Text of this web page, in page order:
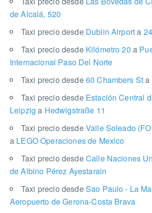
de Alcalá, 520
Taxi precio desde Dublin Airporta
Taxi precio desde Kilómetro 20 a
Internacional Paso Del Norte
Taxi precio desde60 Chambers Sta
Taxi precio desde Estación Central
Leipziga Hedwigstraße 11
Taxi precio desdeValle Soleado
a LEGO Operaciones de Mexico
Taxi precio desdeCalle Naciones
de Albino Pérez Ayestarain
Taxi precio desdeSao Paulo - La
Aeropuerto de Gerona-Costa Brava